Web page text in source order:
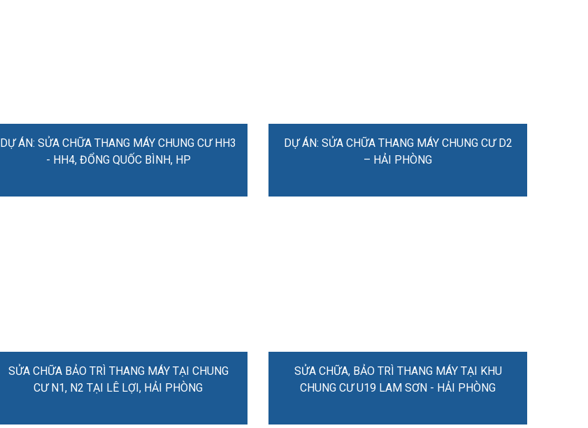
DỰ ÁN: SỬA CHỮA THANG MÁY CHUNG CƯ HH3
- HH4, ĐỔNG QUỐC BÌNH, HP
DỰ ÁN: SỬA CHỮA THANG MÁY CHUNG CƯ D2
– HẢI PHÒNG
SỬA CHỮA BẢO TRÌ THANG MÁY TẠI CHUNG
CƯ N1, N2 TẠI LÊ LỢI, HẢI PHÒNG
SỬA CHỮA, BẢO TRÌ THANG MÁY TẠI KHU
CHUNG CƯ U19 LAM SƠN - HẢI PHÒNG